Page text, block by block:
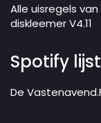
Alle uisregels
diskleemer V4.11
Spotify lijst
De